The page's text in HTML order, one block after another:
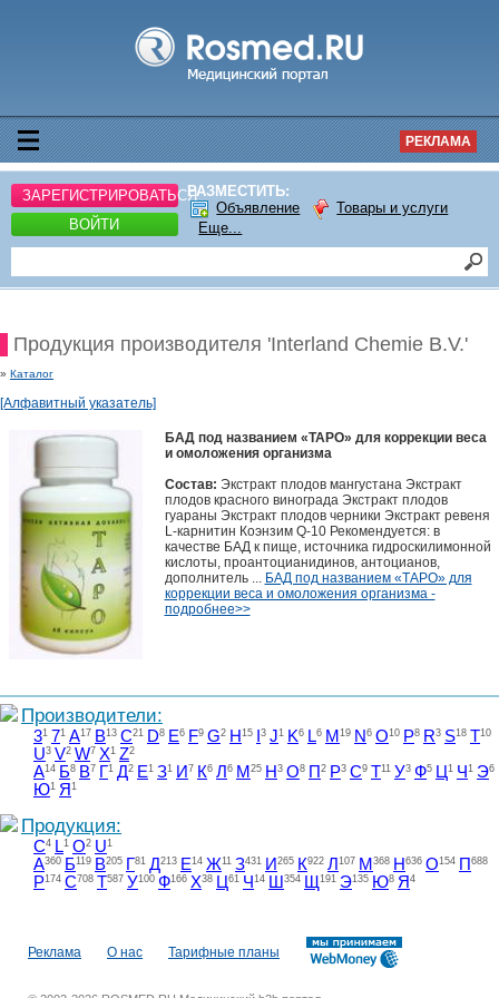
РЕКЛАМА
ЗАРЕГИСТРИРОВАТЬСЯ
ВОЙТИ
РАЗМЕСТИТЬ:
Объявление
Товары и услуги
Еще...
Продукция производителя 'Interland Chemie B.V.'
» Каталог
[Алфавитный указатель]
БАД под названием «ТАРО» для коррекции веса
и омоложения организма
Состав: Экстракт плодов мангустана Экстракт
плодов красного винограда Экстракт плодов
гуараны Экстракт плодов черники Экстракт ревеня
L-карнитин Коэнзим Q-10 Рекомендуется: в
качестве БАД к пище, источника гидроскилимонной
кислоты, проантоцианидинов, антоцианов,
дополнитель ... БАД под названием «ТАРО» для
коррекции веса и омоложения организма -
подробнее>>
Производители:
31 71 A17 B13 C21 D8 E6 F9 G2 H 15 3 J1 K6 L6 M 19 N 6 O10 P8 R3 S18 T10
U3 V2 W7 X1 Z2
А14 Б8 В7 Г1 Д2 Е1 З1 И 7 К6 Л 6 М 25 Н 3 О8 П 2 Р3 С9 Т11 У3 Ф5 Ц 1 Ч 1 Э6
Ю1 Я 1
Продукция:
C4 L1 O2 U1
А360 Б119 В205 Г81 Д213 Е14 Ж11 З431 И 265 К922 Л 107 М 368 Н 636 О154 П 688
Р174 С708 Т587 У100 Ф166 Х38 Ц 61 Ч 14 Ш 354 Щ 191 Э135 Ю8 Я 4
Реклама О нас Тарифные планы